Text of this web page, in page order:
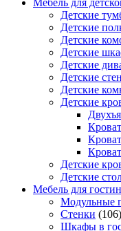
Мебель для
Детские
Детские
Детские
Детские
Детские
Детские
Детские
Детские
Детские
Детские
Мебель для
Модульные
Стенки (106)
Шкафы в